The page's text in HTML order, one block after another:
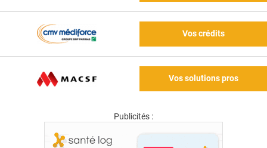
Vos crédits
Vos solutions pros
Publicités :